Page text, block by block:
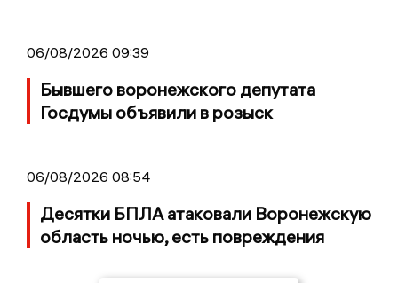
06/08/2026 09:39
Бывшего воронежского депутата
Госдумы объявили в розыск
06/08/2026 08:54
Десятки БПЛА атаковали Воронежскую
область ночью, есть повреждения